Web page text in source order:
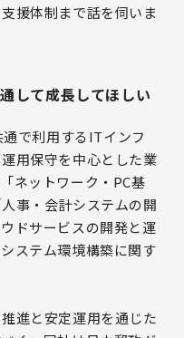
援体制まで話を伺いま
して成長してほしい
で利用するITインフ
用保守を中心とした業
ネットワーク・PC基
事・会計システムの開
ドサービスの開発と運
ステム環境構築に関す
進と安定運用を通じた